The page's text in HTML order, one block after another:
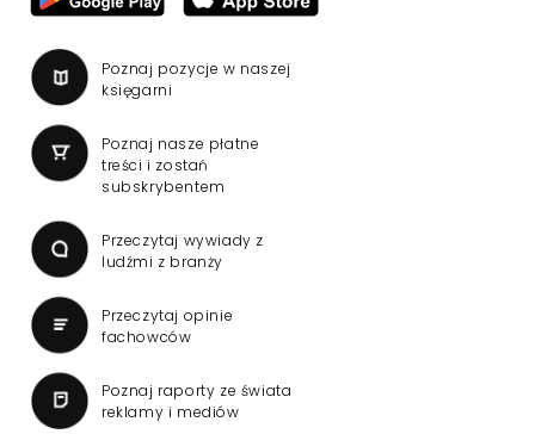
Poznaj pozycje w naszej
księgarni
Poznaj nasze płatne
treści i zostań
subskrybentem
Przeczytaj wywiady z
ludźmi z branży
Przeczytaj opinie
fachowców
Poznaj raporty ze świata
reklamy i mediów